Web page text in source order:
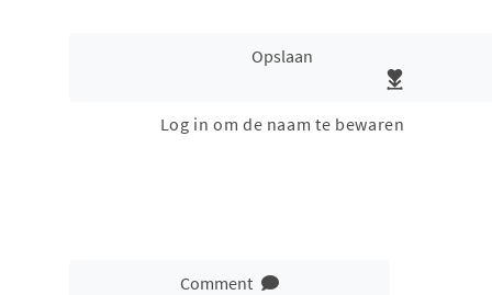
Opslaan
Log in om de naam te bewaren
Comment